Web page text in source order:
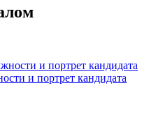
и портрет кандидата